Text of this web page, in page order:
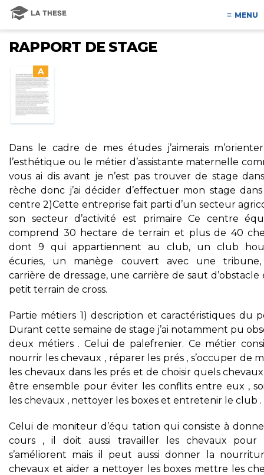
MENU
RAPPORT DE STAGE
A
Dans le cadre de mes études j’aimerais
l’esthétique ou le métier d’assistante maternelle
vous ai dis avant je n’est pas trouver de stage
rèche donc j’ai décider d’effectuer mon stage
centre 2)Cette entreprise fait parti d’un secteur
son secteur d’activité est primaire Ce centre
comprend 30 hectare de terrain et plus de 40
dont 9 qui appartiennent au club, un club
écuries, un manège couvert avec une
carrière de dressage, une carrière de saut
petit terrain de cross.
Partie métiers 1) description et caractéristiques du
Durant cette semaine de stage j’ai notamment pu
deux métiers . Celui de palefrenier. Ce métier
nourrir les chevaux , réparer les prés , s’occuper de
les chevaux dans les prés et de choisir quels
être ensemble pour éviter les conflits entre eux ,
les chevaux , nettoyer les boxes et entretenir le club .
Celui de moniteur d’équ tation qui consiste à
cours , il doit aussi travailler les chevaux pour
s’améliorent mais il peut aussi donner la
chevaux et aider a nettoyer les boxes mettre les